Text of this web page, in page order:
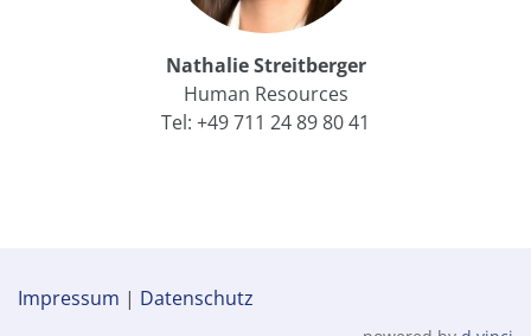
Nathalie Streitberger
Human Resources
Tel: +49 711 24 89 80 41
Impressum | Datenschutz